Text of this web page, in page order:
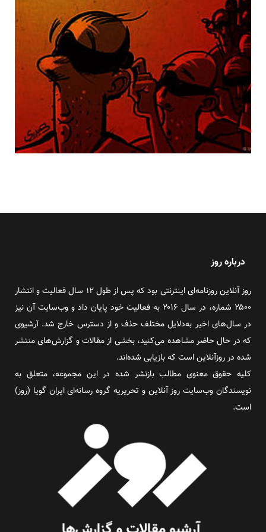
درباره روز
روز آنلاین روزنامه‌ای اینترنتی بود که پس از طول ۱۲ سال فعالیت و انتشار
۲۵۰۰ شماره، در سال ۲۰۱۶ به فعالیت خود پایان داد و وب‌سایت آن نیز
در سال‌های اخیر به‌دلایل مختلف حذف و از دسترس خارج شد. آرشیوی
که در حال حاضر مشاهده می‌کنید، بخشی از مقالات و گزارش‌های منتشر
شده در روزآنلاین است که بازیابی شده‌اند.
کلیه حقوق معنوی مطالب بازنشر شده در این مجموعه، متعلق به
نویسندگان وب‌سایت روز آنلاین و تحریریه گروه رسانه‌ای ایران گویا (روز)
است.